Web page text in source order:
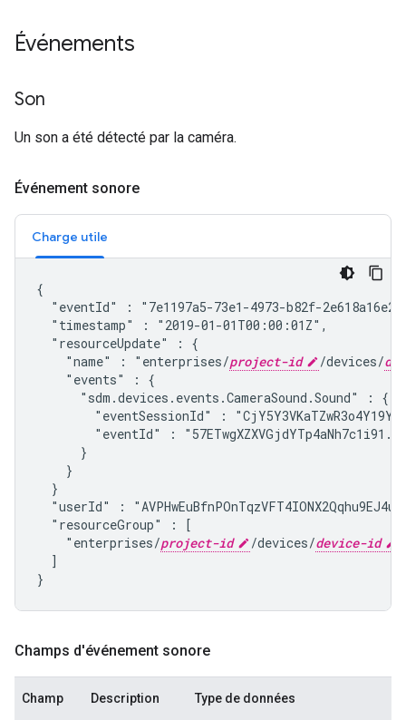
Événements
Son
Un son a été détecté par la caméra.
Événement sonore
Charge utile
{
"eventId" : "7e1197a5-73e1-4973-b82f-
  "timestamp" : "2019-01-01T00:00:01Z",
  "resourceUpdate" : {
    "name" : "enterprises/
project-id /devices/
    "events" : {
      "
sdm.devices.events.CameraSound.Sound" : {
"eventSessionId" :
"eventId" :
      }
    }
  }
"userId" :
  "resourceGroup" : [
    "enterprises/
project-id /devices/device-id
  ]
}
Champs d'événement sonore
Champ Description Type de données